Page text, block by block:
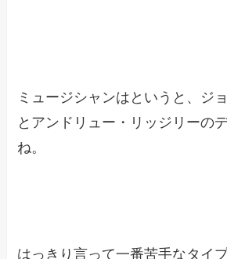
ミュージシャンはというと、ジ
とアンドリュー・リッジリーの
ね。
はっきり言って一番苦手なタイ